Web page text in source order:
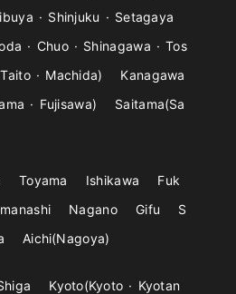
Shinjuku
Setagaya
Chuo Shinagawa
Tos
Taito Machida
Kanagawa
Fujisawa Saitama Sa
Toyama Ishikawa
Fuk
Nagano Gifu
S
Aichi Nagoya
Kyoto Kyoto
Kyotan